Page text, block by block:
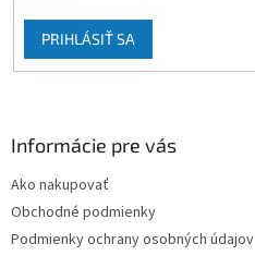
PRIHLÁSIŤ SA
Informácie pre vás
Ako nakupovať
Obchodné podmienky
Podmienky ochrany osobných údajov